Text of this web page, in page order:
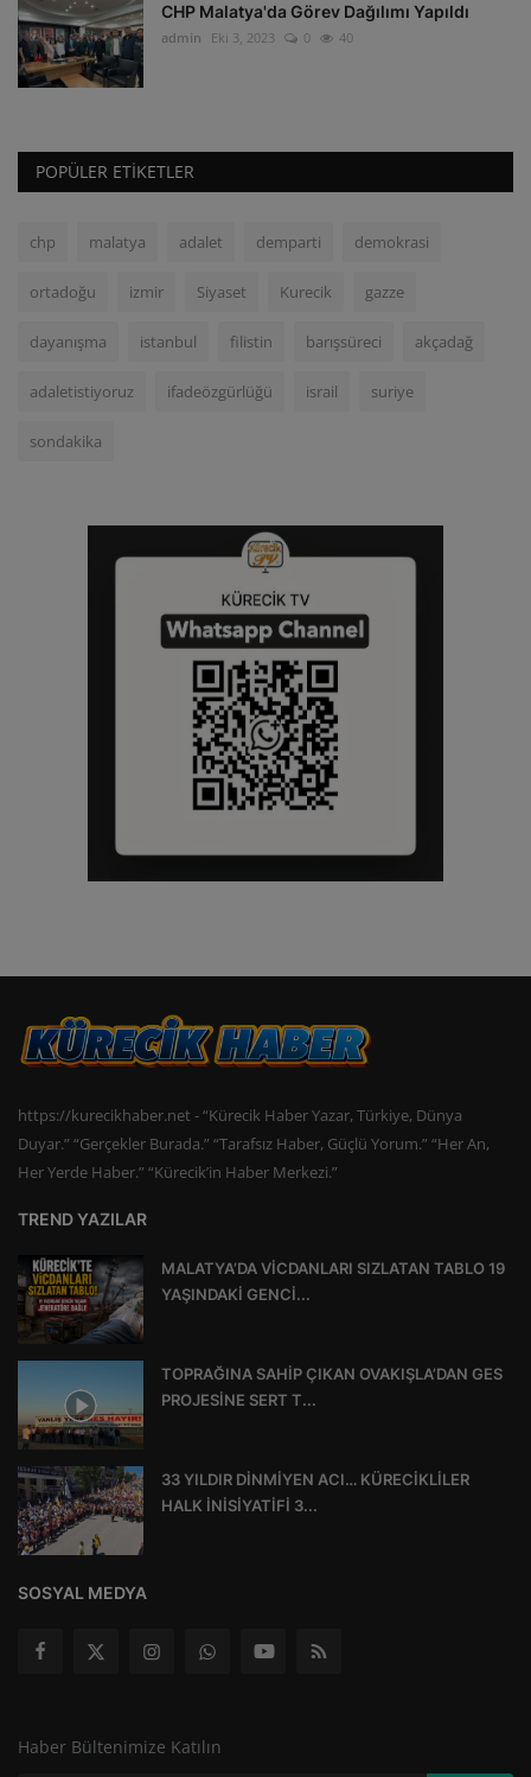
CHP Malatya'da Görev Dağılımı Yapıldı
admin Eki 3, 2023 0 40
POPÜLER ETIKETLER
chp malatya adalet demparti demokrasi
ortadoğu izmir Siyaset Kurecik gazze
dayanışma istanbul filistin barışsüreci akçadağ
adaletistiyoruz ifadeözgürlüğü israil suriye
sondakika
https://kurecikhaber.net - “Kürecik Haber Yazar, Türkiye, Dünya
Duyar.” “Gerçekler Burada.” “Tarafsız Haber, Güçlü Yorum.” “Her An,
Her Yerde Haber.” “Kürecik’in Haber Merkezi.”
TREND YAZILAR
MALATYA’DA VİCDANLARI SIZLATAN TABLO 19
YAŞINDAKİ GENCİ...
TOPRAĞINA SAHİP ÇIKAN OVAKIŞLA’DAN GES
PROJESİNE SERT T...
33 YILDIR DİNMİYEN ACI… KÜRECİKLİLER
HALK İNİSİYATİFİ 3...
SOSYAL MEDYA
Haber Bültenimize Katılın